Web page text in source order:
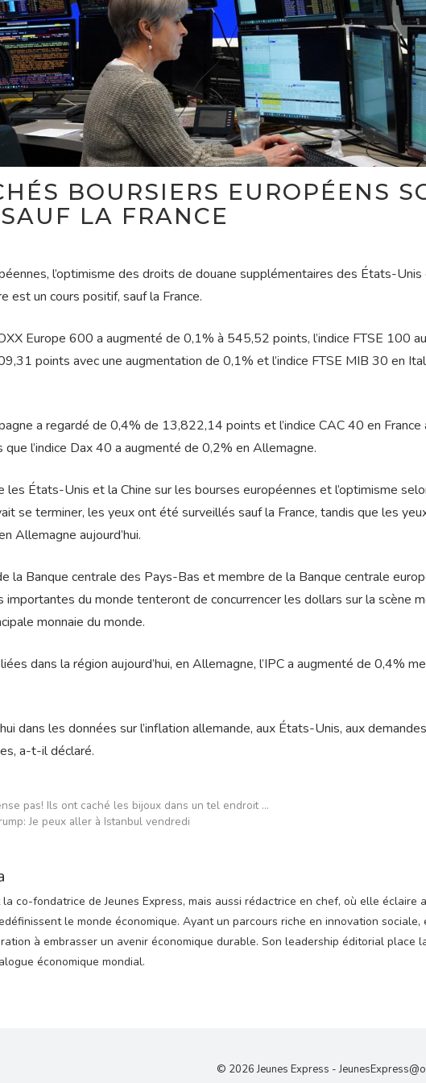
BOURSIERS EUROPÉENS
LA FRANCE
l’optimisme des droits de douane supplémentaires des États-Unis
est un cours positif, sauf la France.
Europe 600 a augmenté de 0,1% à 545,52 points, l’indice FTSE 100
points avec une augmentation de 0,1% et l’indice FTSE MIB 30 en
a regardé de 0,4% de 13,822,14 points et l’indice CAC 40 en
l’indice Dax 40 a augmenté de 0,2% en Allemagne.
les États-Unis et la Chine sur les bourses européennes et l’optimisme
se terminer, les yeux ont été surveillés sauf la France, tandis que les
Allemagne aujourd’hui.
la Banque centrale des Pays-Bas et membre de la Banque centrale
importantes du monde tenteront de concurrencer les dollars sur la scène
monnaie du monde.
dans la région aujourd’hui, en Allemagne, l’IPC a augmenté de 0,4%
dans les données sur l’inflation allemande, aux États-Unis, aux
a-t-il déclaré.
pas! Ils ont caché les bijoux dans un tel endroit …
Je peux aller à Istanbul vendredi
co-fondatrice de Jeunes Express, mais aussi rédactrice en chef, où elle éclaire
le monde économique. Ayant un parcours riche en innovation
à embrasser un avenir économique durable. Son leadership éditorial place
économique mondial.
© 2026 Jeunes Express -